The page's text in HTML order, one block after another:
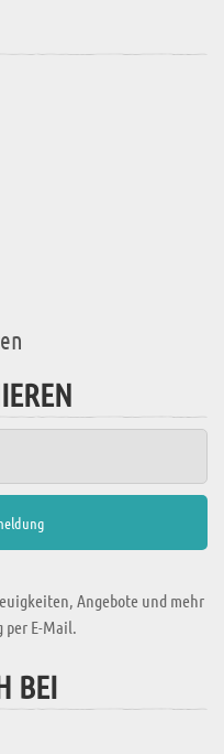
Angebote und mehr
per E-Mail.
BEI